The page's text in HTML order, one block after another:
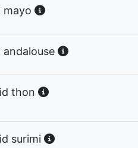
mayo
thon
surimi